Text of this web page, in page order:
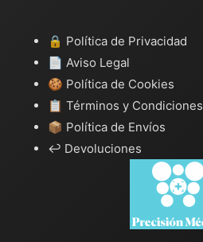
🔒 Política de Privacidad
📄 Aviso Legal
🍪 Política de Cookies
📋 Términos y Condiciones
📦 Política de Envíos
↩️ Devoluciones